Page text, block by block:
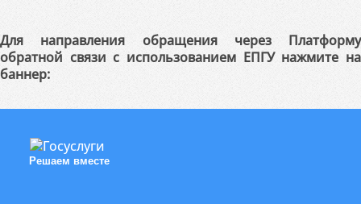
Для направления обращения через Платформу
обратной связи с использованием ЕПГУ нажмите на
баннер:
Решаем вместе